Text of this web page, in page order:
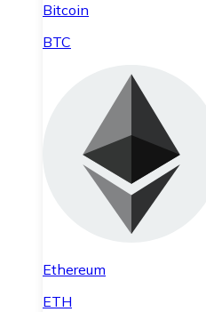
Bitcoin
BTC
Ethereum
ETH